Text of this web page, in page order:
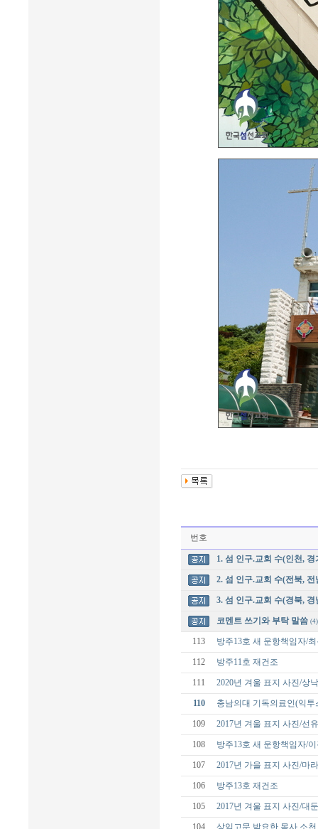
번호
1. 섬 인구.교회 수(인천, 경
2. 섬 인구.교회 수(전북, 전
3. 섬 인구.교회 수(경북, 경
코멘트 쓰기와 부탁 말씀 (4)
113 방주13호 새 운항책임자/
112 방주11호 재건조
111 2020년 겨울 표지 사진/상
110 충남의대 기독의료인(익
109 2017년 겨울 표지 사진/선
108 방주13호 새 운항책임자/
107 2017년 가을 표지 사진/마
106 방주13호 재건조
105 2017년 겨울 표지 사진/대
104 상임고문 박요한 목사 소천